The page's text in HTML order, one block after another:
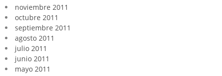
noviembre 2011
octubre 2011
septiembre 2011
agosto 2011
julio 2011
junio 2011
mayo 2011